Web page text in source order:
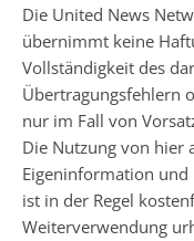
Die United News
übernimmt keine
Vollständigkeit des
Übertragungsfehlern
nur im Fall von
Die Nutzung von hier
Eigeninformation
ist in der Regel
Weiterverwendung